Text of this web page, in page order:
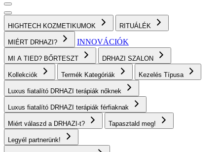
HIGHTECH KOZMETIKUMOK RITUÁLÉK
MIÉRT DRHAZI? INNOVÁCIÓK
MI A TIED? BŐRTESZT DRHAZI SZALON
Kollekciók Termék Kategóriák Kezelés Típusa
Luxus fiatalító DRHAZI terápiák nőknek
Luxus fiatalító DRHAZI terápiák férfiaknak
Miért válaszd a DRHAZI-t? Tapasztald meg!
Legyél partnerünk!